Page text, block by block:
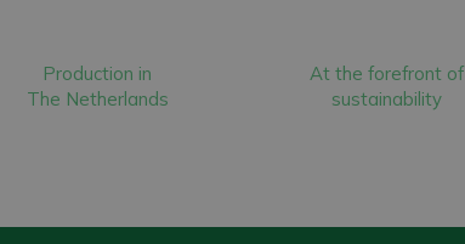
Production in
The Netherlands
At the forefront of
sustainability